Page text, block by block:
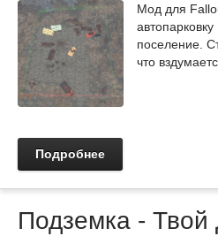
Мод для
поселение.
что
Подробнее
Подземка -